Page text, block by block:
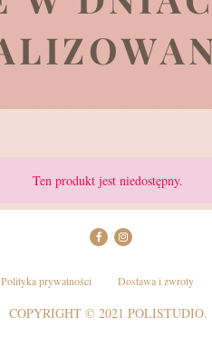
Ten produkt jest niedostępny.
Polityka prywatności Dostawa i zwroty
COPYRIGHT © 2021 POLISTUDIO.